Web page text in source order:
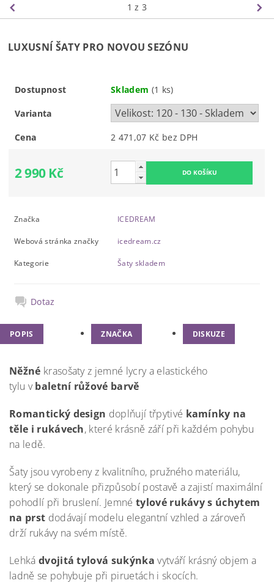
1 z 3
LUXUSNÍ ŠATY PRO NOVOU SEZÓNU
Dostupnost Skladem (1 ks)
Varianta
Cena 2 471,07 Kč bez DPH
2 990 Kč
Značka ICEDREAM
Webová stránka značky icedream.cz
Kategorie Šaty skladem
Dotaz
POPIS ZNAČKA DISKUZE
Něžné krasošaty z jemné lycry a elastického
tylu vbaletní růžové barvě
Romantický design doplňují třpytivé kamínky na
těle i rukávech, které krásně září při každém pohybu
na ledě.
Šaty jsou vyrobeny z kvalitního, pružného materiálu,
který se dokonale přizpůsobí postavě a zajistí maximální
pohodlí při bruslení. Jemné tylové rukávy s úchytem
na prst dodávají modelu elegantní vzhled a zároveň
drží rukávy na svém místě.
Lehká dvojitá tylová sukýnka vytváří krásný objem a
ladně se pohybuje při piruetách i skocích.